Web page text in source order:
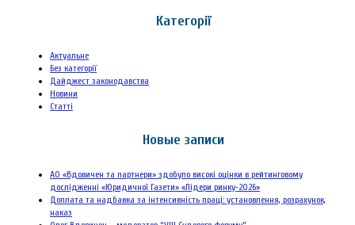
Категорії
Актуальне
Без категорії
Дайджест законодавства
Новини
Статті
Новые записи
АО «Вдовичен та партнери» здобуло високі оцінки в рейтинговому
дослідженні «Юридичної Газети» «Лідери ринку-2026»
Доплата та надбавка за інтенсивність праці: установлення, розрахунок,
наказ